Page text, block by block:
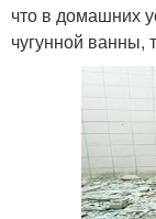
что в домашних
чугунной ванны,